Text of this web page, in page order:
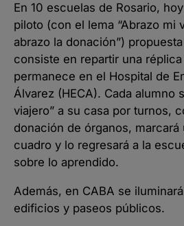
En 10 escuelas de Rosario,
piloto (con el lema “Abrazo mi
abrazo la donación”)
consiste en repartir una
permanece en el Hospital de
Álvarez (HECA). Cada alumno
viajero” a su casa por turnos,
donación de órganos,
cuadro y lo regresará a la
sobre lo aprendido.
Además, en CABA se
edificios y paseos públicos.